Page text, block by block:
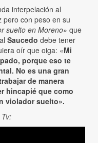
interpelación al
pero con peso en su
suelto en Moreno» que
Saucedo debe tener
oír que oiga: «Mi
porque eso te
No es una gran
de manera
hincapié que como
violador suelto».